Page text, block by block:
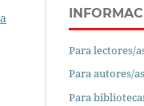
Para lectores/
Para autores/as
Para